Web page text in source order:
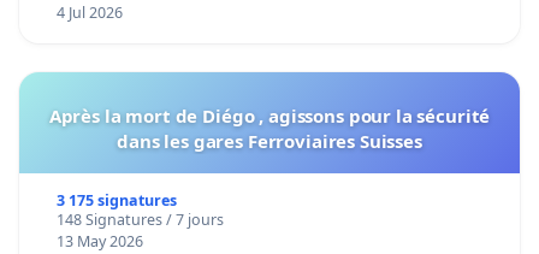
4 Jul 2026
Après la mort de Diégo , agissons pour la sécurité
dans les gares Ferroviaires Suisses
3 175 signatures
148 Signatures / 7 jours
13 May 2026